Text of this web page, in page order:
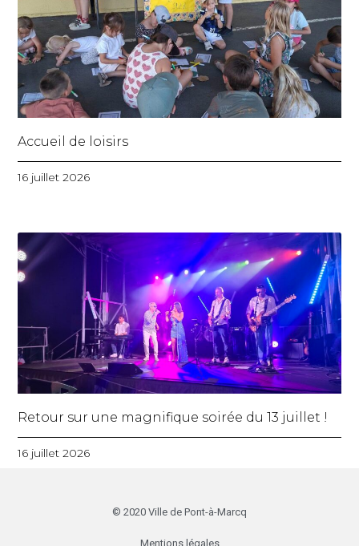
Accueil de loisirs
16 juillet 2026
Retour sur une magnifique soirée du 13 juillet !
16 juillet 2026
© 2020 Ville de Pont-à-Marcq
Mentions légales